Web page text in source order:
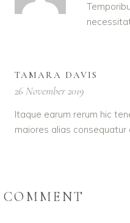
TAMARA DAVIS
26 November 2019
Itaque earum rerum hic
maiores alias